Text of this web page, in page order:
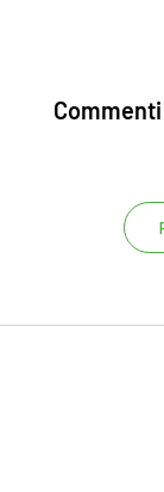
Commenti